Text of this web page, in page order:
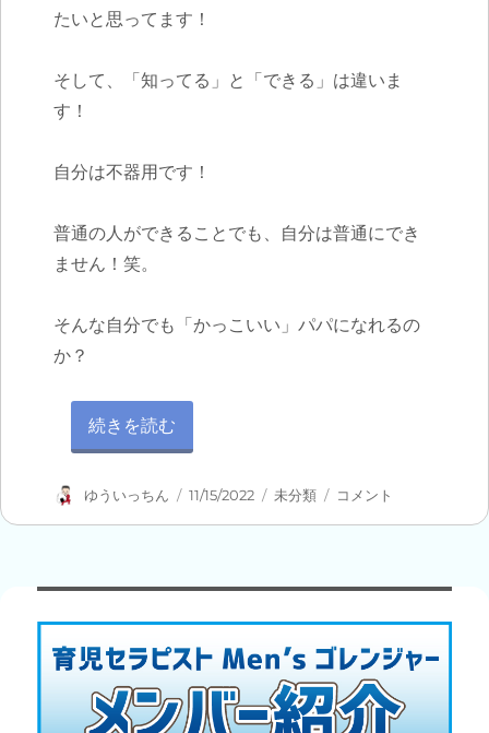
たいと思ってます！
そして、「知ってる」と「できる」は違いま
す！
自分は不器用です！
普通の人ができることでも、自分は普通にでき
ません！笑。
そんな自分でも「かっこいい」パパになれるの
か？
“祝！育児セラピスト全国大会in2022！！！” の
続きを読む
投
ゆういっちん
投
11/15/2022
カ
ー
未分類
祝！
ラ
ト
国
大
コメント